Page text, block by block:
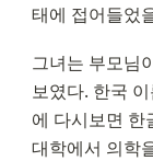
태에 접어들었
그녀는 부모님
보였다. 한국
에 다시보면 한
대학에서 의학